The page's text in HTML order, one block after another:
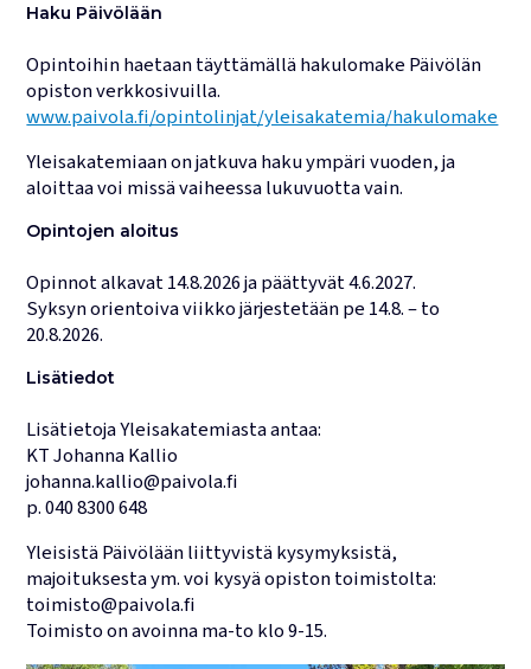
Haku Päivölään
Opintoihin haetaan täyttämällä hakulomake Päivölän
opiston verkkosivuilla.
www.paivola.fi/opintolinjat/yleisakatemia/hakulomake
Yleisakatemiaan on jatkuva haku ympäri vuoden, ja
aloittaa voi missä vaiheessa lukuvuotta vain.
Opintojen aloitus
Opinnot alkavat 14.8.2026 ja päättyvät 4.6.2027.
Syksyn orientoiva viikko järjestetään pe 14.8. – to
20.8.2026.
Lisätiedot
Lisätietoja Yleisakatemiasta antaa:
KT Johanna Kallio
johanna.kallio@paivola.fi
p. 040 8300 648
Yleisistä Päivölään liittyvistä kysymyksistä,
majoituksesta ym. voi kysyä opiston toimistolta:
toimisto@paivola.fi
Toimisto on avoinna ma-to klo 9-15.